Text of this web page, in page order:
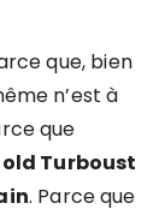
que, bien
n’est à
que
Turboust
. Parce que